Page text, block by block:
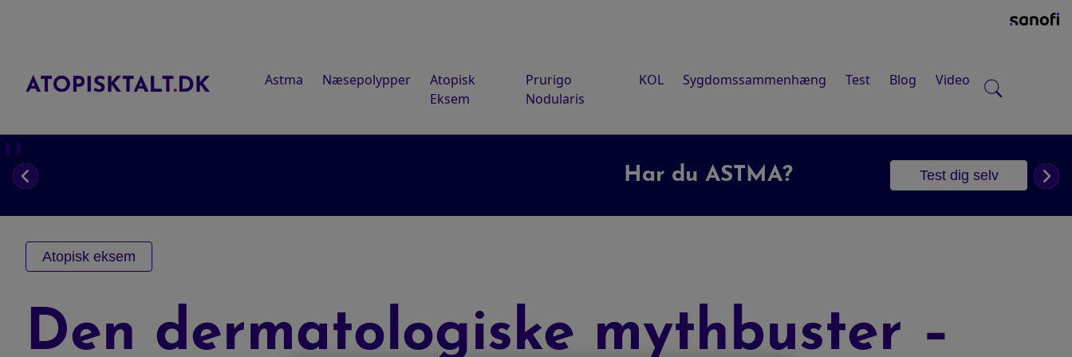
Astma Næsepolypper
Atopisk
Eksem
Prurigo
Nodularis
KOL Sygdomssammenhæng Test Blog Video
Har du ATOPISK EKSEM? Test dig selv
Atopisk eksem
Den dermatologiske mythbuster –